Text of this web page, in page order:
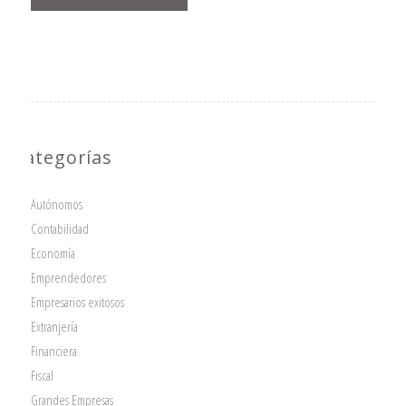
Categorías
Autónomos
Contabilidad
Economía
Emprendedores
Empresarios exitosos
Extranjería
Financiera
Fiscal
Grandes Empresas